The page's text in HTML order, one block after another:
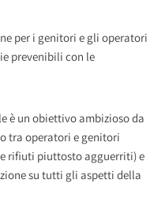
per i genitori e gli operatori
prevenibili con le
è un obiettivo ambizioso da
tra operatori e genitori
rifiuti piuttosto agguerriti) e
su tutti gli aspetti della